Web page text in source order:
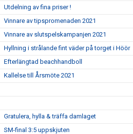
Utdelning av fina priser !
Vinnare av tipspromenaden 2021
Vinnare av slutspelskampanjen 2021
Hyllning i strålande fint väder på torget i Höör
Efterlängtad beachhandboll
Kallelse till Årsmöte 2021
Gratulera, hylla & träffa damlaget
SM-final 3:5 uppskjuten